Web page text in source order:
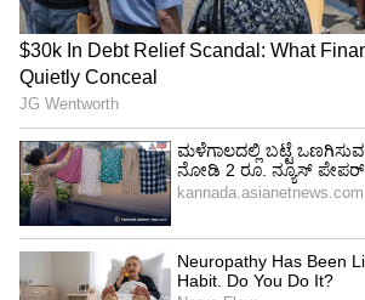
ತಾಲೂಕಿನಾದ್ಯಂತ ಕೆರೆ ತುಂಬುವ
ತುಂಬಿಸಿದ್ದರಿಂದ ನೀರಿನ ಭವಣೆ ನೀಗಿದ್ದು,